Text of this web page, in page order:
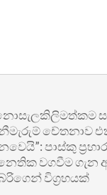
සහ
චේතනාව එකක්
පාස්කු ප්‍රහාරයේ
වගවීම ගැන අලි
විග්‍රහයක්